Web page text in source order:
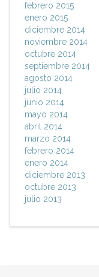
febrero 2015
enero 2015
diciembre 2014
noviembre 2014
octubre 2014
septiembre 2014
agosto 2014
julio 2014
junio 2014
mayo 2014
abril 2014
marzo 2014
febrero 2014
enero 2014
diciembre 2013
octubre 2013
julio 2013